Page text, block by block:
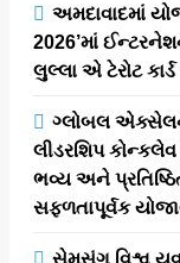
અમદાવાદમાં
2026’માં
લુલ્લા એ ટેરોટ
ગ્લોબલ
લીડરશિપ
ભવ્ય અને
સફળતાપૂર્વક
સેમસંગ વિશ્વ